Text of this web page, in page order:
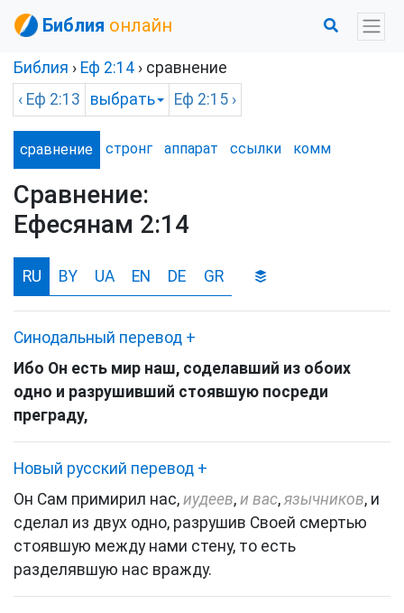
Библия онлайн
Библия › Еф 2:14 › сравнение
‹ Еф 2:13 выбрать Еф 2:15 ›
сравнение стронг аппарат ссылки комм
Сравнение:
Ефесянам 2:14
RU BY UA EN DE GR
Синодальный перевод +
Ибо Он есть мир наш, соделавший из обоих
одно и разрушивший стоявшую посреди
преграду,
Новый русский перевод +
Он Сам примирил нас, иудеев, и вас, язычников, и
сделал из двух одно, разрушив Своей смертью
стоявшую между нами стену, то есть
разделявшую нас вражду.